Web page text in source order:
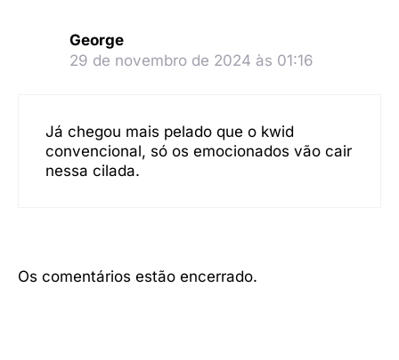
George
29 de novembro de 2024 às 01:16
Já chegou mais pelado que o kwid
convencional, só os emocionados vão cair
nessa cilada.
Os comentários estão encerrado.